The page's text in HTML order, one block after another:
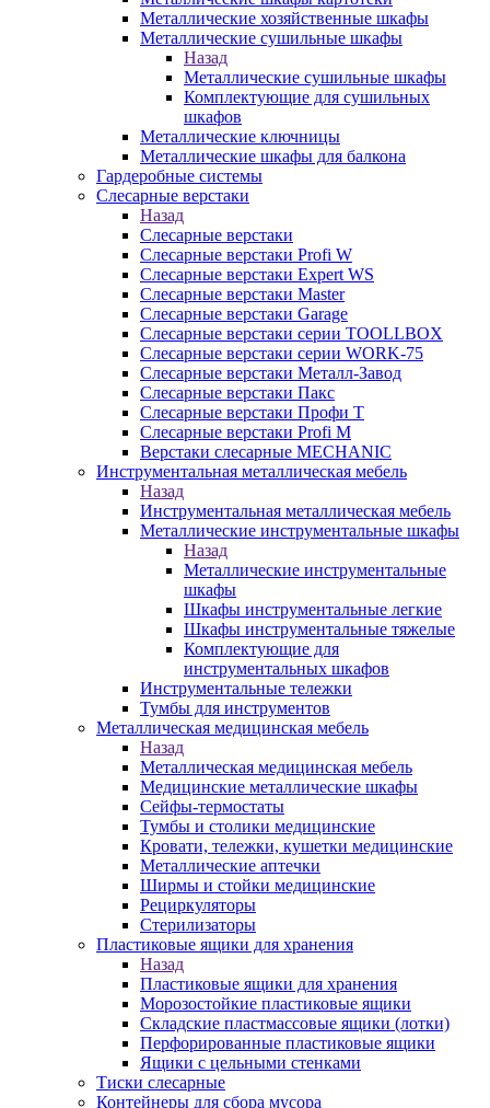
Металлические хозяйственные шкафы
Металлические сушильные шкафы
Назад
Металлические сушильные шкафы
Комплектующие для сушильных
шкафов
Металлические ключницы
Металлические шкафы для балкона
Гардеробные системы
Слесарные верстаки
Назад
Слесарные верстаки
Слесарные верстаки Profi W
Слесарные верстаки Expert WS
Слесарные верстаки Master
Слесарные верстаки Garage
Слесарные верстаки серии TOOLLBOX
Слесарные верстаки серии WORK-75
Слесарные верстаки Металл-Завод
Слесарные верстаки Пакс
Слесарные верстаки Профи Т
Слесарные верстаки Profi M
Верстаки слесарные MECHANIC
Инструментальная металлическая мебель
Назад
Инструментальная металлическая мебель
Металлические инструментальные шкафы
Назад
Металлические инструментальные
шкафы
Шкафы инструментальные легкие
Шкафы инструментальные тяжелые
Комплектующие для
инструментальных шкафов
Инструментальные тележки
Тумбы для инструментов
Металлическая медицинская мебель
Назад
Металлическая медицинская мебель
Медицинские металлические шкафы
Сейфы-термостаты
Тумбы и столики медицинские
Кровати, тележки, кушетки медицинские
Металлические аптечки
Ширмы и стойки медицинские
Рециркуляторы
Стерилизаторы
Пластиковые ящики для хранения
Назад
Пластиковые ящики для хранения
Морозостойкие пластиковые ящики
Складские пластмассовые ящики (лотки)
Перфорированные пластиковые ящики
Ящики с цельными стенками
Тиски слесарные
Контейнеры для сбора мусора